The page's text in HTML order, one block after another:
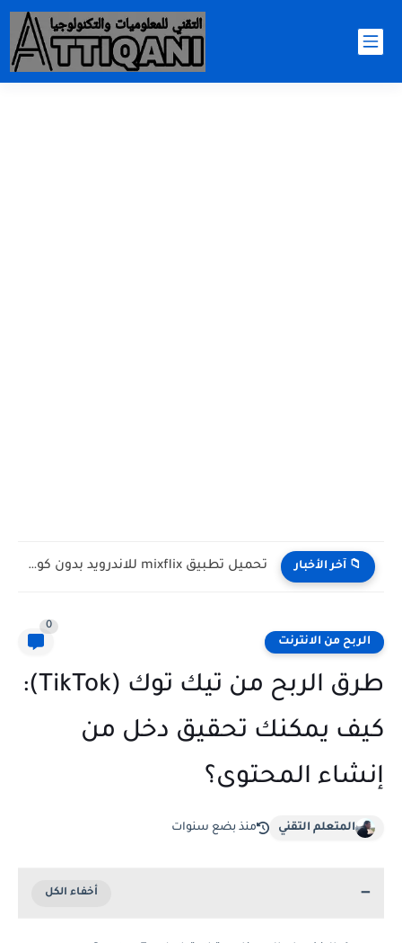
📁 آخر الأخبار تحميل تطبيق mixflix للاندرويد بدون كود تفعيل لمشاهدة القنوات...
الربح من الانترنت
0
طرق الربح من تيك توك (TikTok):
كيف يمكنك تحقيق دخل من
إنشاء المحتوى؟
المتعلم التقني منذ بضع سنوات